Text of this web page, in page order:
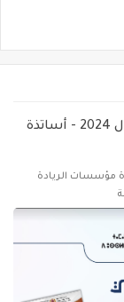
الدورة التكوينية في مقاربات التدريس الفعال 2024 - أساتذة
مؤسسات الريادة